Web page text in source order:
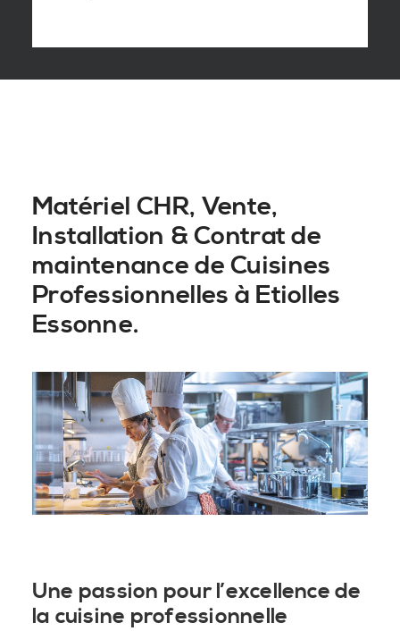
Matériel CHR, Vente,
Installation & Contrat de
maintenance de Cuisines
Professionnelles à Etiolles
Essonne.
Une passion pour l’excellence de
la cuisine professionnelle